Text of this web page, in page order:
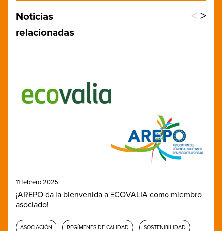
Noticias
relacionadas
< >
11 febrero 2025
¡AREPO da la bienvenida a ECOVALIA como miembro
asociado!
ASOCIACIÓN REGÍMENES DE CALIDAD SOSTENIBILIDAD